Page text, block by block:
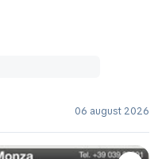
06 august 2026